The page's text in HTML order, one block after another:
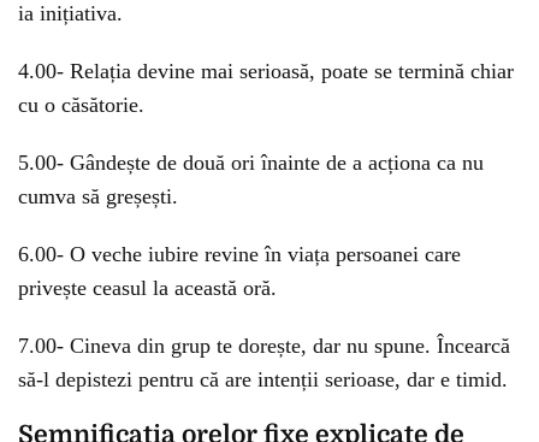
ia inițiativa.
4.00- Relația devine mai serioasă, poate se termină chiar
cu o căsătorie.
5.00- Gândește de două ori înainte de a acționa ca nu
cumva să greșești.
6.00- O veche iubire revine în viața persoanei care
privește ceasul la această oră.
7.00- Cineva din grup te dorește, dar nu spune. Încearcă
să-l depistezi pentru că are intenții serioase, dar e timid.
Semnificația orelor fixe explicate de